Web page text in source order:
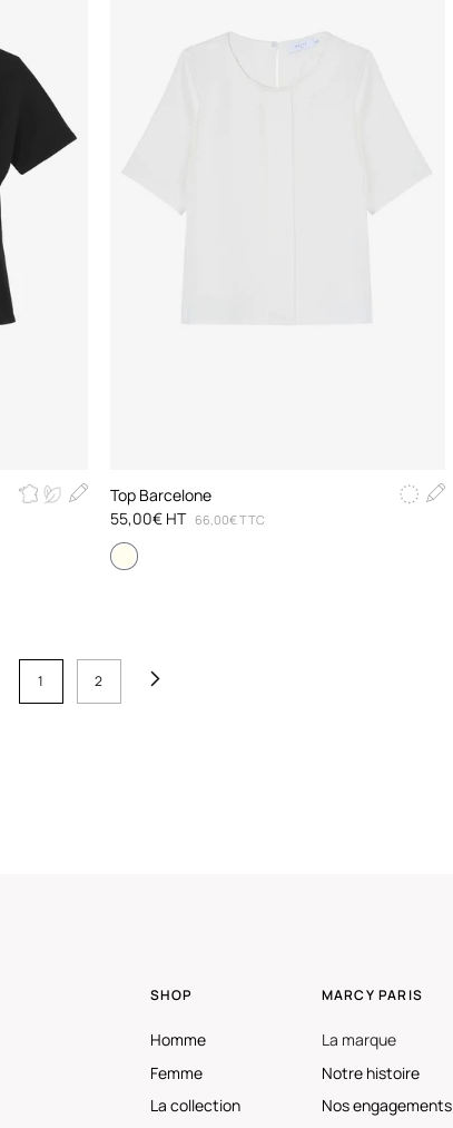
Top Barcelone
55,00€ HT 66,00€ TTC
1 2
SHOP
Homme
Femme
La collection
MARCY PARIS
La marque
Notre histoire
Nos engagements